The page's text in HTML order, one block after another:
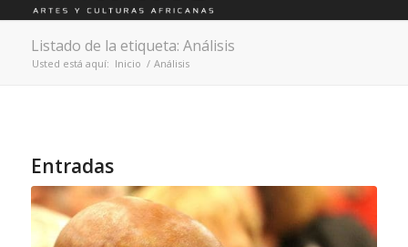
Listado de la etiqueta: Análisis
Usted está aquí: Inicio / Análisis
Entradas